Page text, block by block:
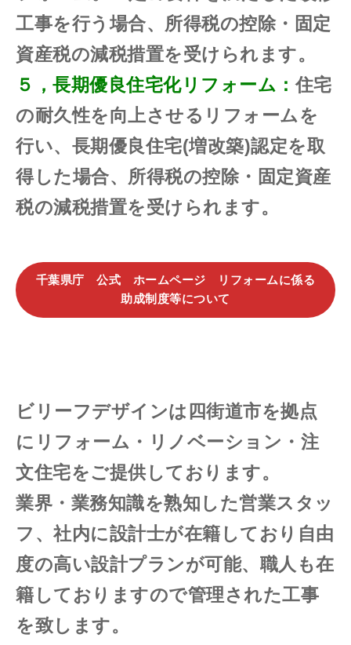
工事を行う場合、所得税の控除・固定
資産税の減税措置を受けられます。
５，長期優良住宅化リフォーム：住宅
の耐久性を向上させるリフォームを
行い、長期優良住宅(増改築)認定を取
得した場合、所得税の控除・固定資産
税の減税措置を受けられます。
千葉県庁 公式 ホームページ リフォームに係る
助成制度等について
ビリーフデザインは四街道市を拠点
にリフォーム・リノベーション・注
文住宅をご提供しております。
業界 ・業務知識を熟知 した営業スタッ
フ、社内に設計士が在籍しており自由
度の高い設計プランが可能、職人も在
籍しておりますので管理された工事
を致します。